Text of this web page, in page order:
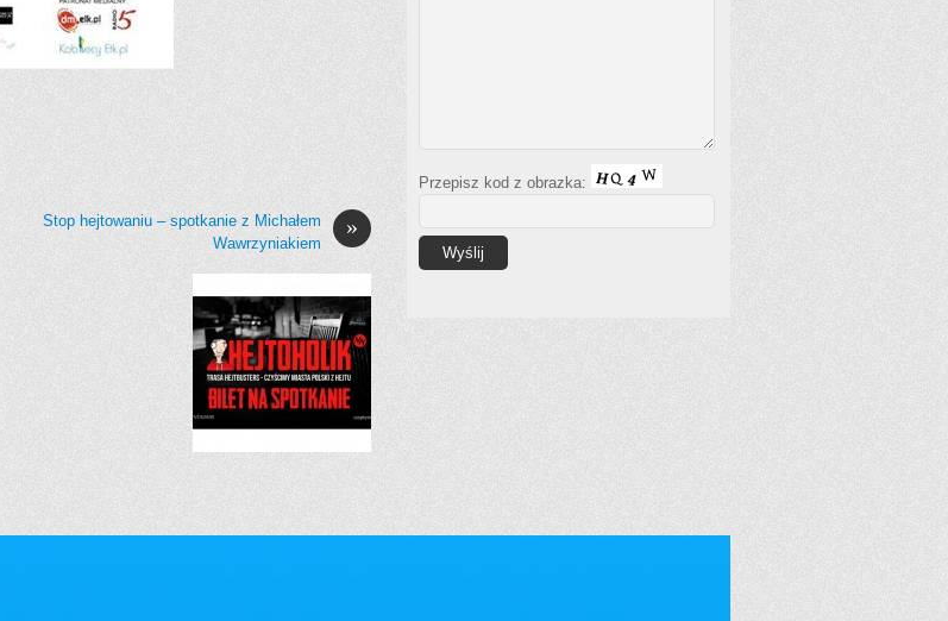
»
Stop hejtowaniu – spotkanie z Michałem
Wawrzyniakiem
Przepisz kod z obrazka: